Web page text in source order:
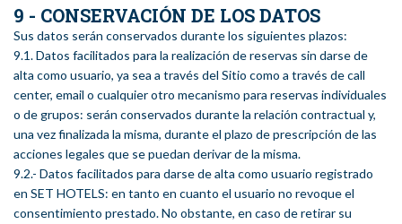
9 - CONSERVACIÓN DE LOS DATOS
Sus datos serán conservados durante los siguientes plazos:
9.1. Datos facilitados para la realización de reservas sin darse de
alta como usuario, ya sea a través del Sitio como a través de call
center, email o cualquier otro mecanismo para reservas individuales
o de grupos: serán conservados durante la relación contractual y,
una vez finalizada la misma, durante el plazo de prescripción de las
acciones legales que se puedan derivar de la misma.
9.2.- Datos facilitados para darse de alta como usuario registrado
en SET HOTELS: en tanto en cuanto el usuario no revoque el
consentimiento prestado. No obstante, en caso de retirar su